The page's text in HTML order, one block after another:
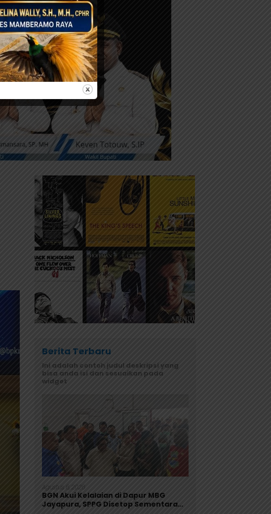
Berita Terbaru
Ini adalah contoh judul deskripsi yang
bisa anda isi dan sesuaikan pada
widget
Agustus 6, 2026
BGN Akui Kelalaian di Dapur MBG
Jayapura, SPPG Disetop Sementara